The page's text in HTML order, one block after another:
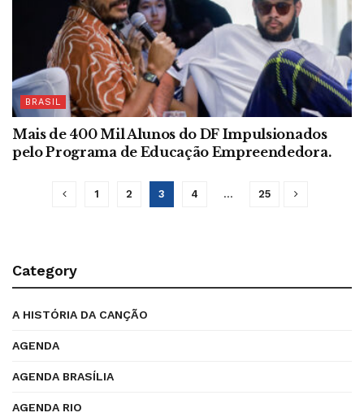
BRASIL
Mais de 400 Mil Alunos do DF Impulsionados
pelo Programa de Educação Empreendedora.
1 2 3 4 … 25
Category
A HISTÓRIA DA CANÇÃO
AGENDA
AGENDA BRASÍLIA
AGENDA RIO